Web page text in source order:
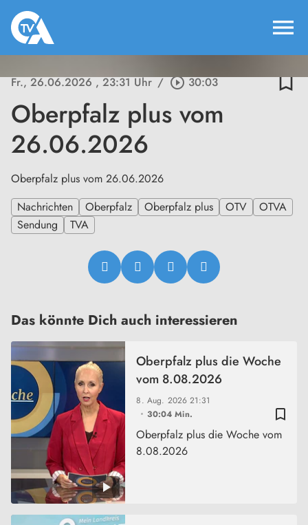
menu
Fr., 26.06.2026, 23:31 Uhr / play_circle_outline30:03 bookmark_border
Oberpfalz plus vom
26.06.2026
Oberpfalz plus vom 26.06.2026
Nachrichten
Oberpfalz Oberpfalz plus OTV
OTVA
Sendung
TVA
Das könnte Dich auch interessieren
bookmark_border
8. Aug. 202621:31
30:04 Min.
Oberpfalz plus die Woche
vom 8.08.2026
Oberpfalz plus die Woche vom
8.08.2026